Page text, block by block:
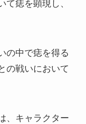
て痣を顕現し、
の中で痣を得る
の戦いにおいて
、キャラクター